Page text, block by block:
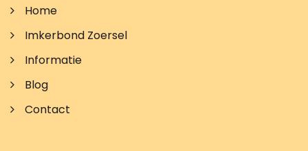
Home
Imkerbond Zoersel
Informatie
Blog
Contact